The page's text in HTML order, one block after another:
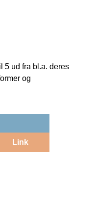
5 ud fra bl.a. deres
og
Link